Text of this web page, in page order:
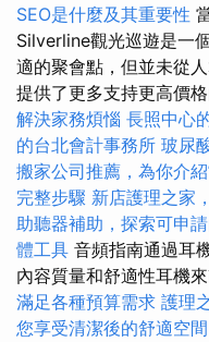
SEO是什麼及其重要性
Silverline觀光巡遊是一
適的聚會點，但並未從
提供了更多支持更高價格
解決家務煩惱 長照中心
的台北會計事務所 玻尿
搬家公司推薦，為你介
完整步驟 新店護理之家
助聽器補助，探索可申
體工具 音頻指南通過耳
內容質量和舒適性耳機
滿足各種預算需求 護理
您享受清潔後的舒適空間